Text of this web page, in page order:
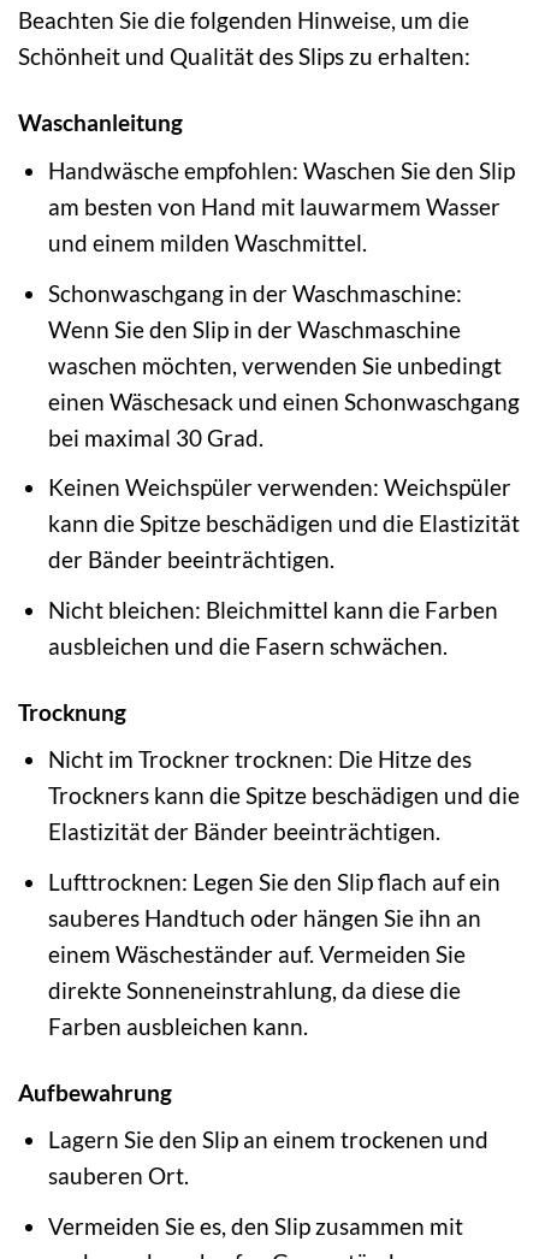
Beachten Sie die folgenden Hinweise, um die
Schönheit und Qualität des Slips zu erhalten:
Waschanleitung
Handwäsche empfohlen: Waschen Sie den Slip
am besten von Hand mit lauwarmem Wasser
und einem milden Waschmittel.
Schonwaschgang in der Waschmaschine:
Wenn Sie den Slip in der Waschmaschine
waschen möchten, verwenden Sie unbedingt
einen Wäschesack und einen Schonwaschgang
bei maximal 30 Grad.
Keinen Weichspüler verwenden: Weichspüler
kann die Spitze beschädigen und die Elastizität
der Bänder beeinträchtigen.
Nicht bleichen: Bleichmittel kann die Farben
ausbleichen und die Fasern schwächen.
Trocknung
Nicht im Trockner trocknen: Die Hitze des
Trockners kann die Spitze beschädigen und die
Elastizität der Bänder beeinträchtigen.
Lufttrocknen: Legen Sie den Slip flach auf ein
sauberes Handtuch oder hängen Sie ihn an
einem Wäscheständer auf. Vermeiden Sie
direkte Sonneneinstrahlung, da diese die
Farben ausbleichen kann.
Aufbewahrung
Lagern Sie den Slip an einem trockenen und
sauberen Ort.
Vermeiden Sie es, den Slip zusammen mit